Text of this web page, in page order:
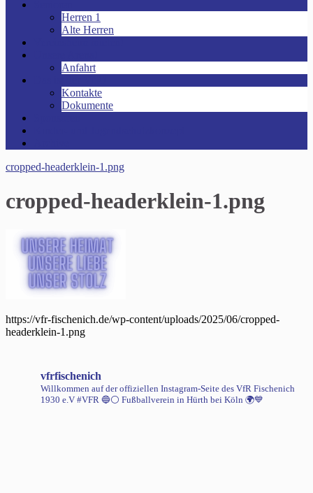
Herren 1
Alte Herren
Anfahrt
Kontakte
Dokumente
cropped-headerklein-1.png
cropped-headerklein-1.png
https://vfr-fischenich.de/wp-content/uploads/2025/06/cropped-
headerklein-1.png
vfrfischenich
Willkommen auf der offiziellen Instagram-Seite des VfR Fischenich
1930 e.V #VFR 🔵⚪️ Fußballverein in Hürth bei Köln 🌍💙